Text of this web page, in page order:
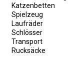
Katzenbetten
Spielzeug
Laufräder
Schlösser
Transport
Rucksäcke